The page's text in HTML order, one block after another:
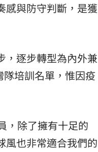
感與防守判斷，是獲
，逐步轉型為內外兼
培訓名單，惟因疫
，除了擁有十足的
風也非常適合我們的